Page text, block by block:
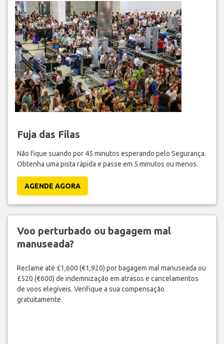
Fuja das Filas
Não fique suando por 45 minutos esperando pelo Segurança.
Obtenha uma pista rápida e passe em 5 minutos ou menos.
AGENDE AGORA
Voo perturbado ou bagagem mal
manuseada?
Reclame até £1,600 (€1,920) por bagagem mal manuseada ou
£520 (€600) de indemnização em atrasos e cancelamentos
de voos elegíveis. Verifique a sua compensação
gratuitamente.